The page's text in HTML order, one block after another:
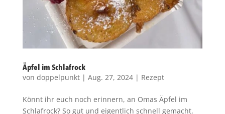
Äpfel im Schlafrock
von doppelpunkt| Aug. 27, 2024| Rezept
Könnt ihr euch noch erinnern, an Omas Äpfel im
Schlafrock? So gut und eigentlich schnell gemacht.